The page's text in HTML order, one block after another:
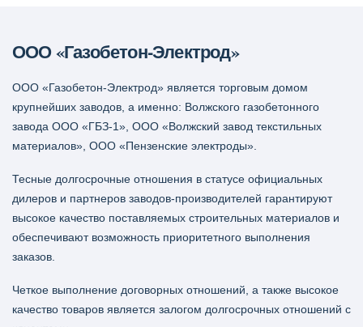
ООО «Газобетон-Электрод»
ООО «Газобетон-Электрод» является торговым домом
крупнейших заводов, а именно: Волжского газобетонного
завода ООО «ГБЗ-1», ООО «Волжский завод текстильных
материалов», ООО «Пензенские электроды».
Тесные долгосрочные отношения в статусе официальных
дилеров и партнеров заводов-производителей гарантируют
высокое качество поставляемых строительных материалов и
обеспечивают возможность приоритетного выполнения
заказов.
Четкое выполнение договорных отношений, а также высокое
качество товаров является залогом долгосрочных отношений с